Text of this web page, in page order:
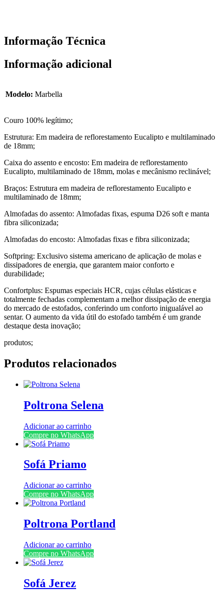
Informação Técnica
Informação adicional
Modelo: Marbella
Couro 100% legítimo;
Estrutura: Em madeira de reflorestamento Eucalipto e multilaminado
de 18mm;
Caixa do assento e encosto: Em madeira de reflorestamento
Eucalipto, multilaminado de 18mm, molas e mecânismo reclinável;
Braços: Estrutura em madeira de reflorestamento Eucalipto e
multilaminado de 18mm;
Almofadas do assento: Almofadas fixas, espuma D26 soft e manta
fibra siliconizada;
Almofadas do encosto: Almofadas fixas e fibra siliconizada;
Softpring: Exclusivo sistema americano de aplicação de molas e
dissipadores de energia, que garantem maior conforto e
durabilidade;
Confortplus: Espumas especiais HCR, cujas células elásticas e
totalmente fechadas complementam a melhor dissipação de energia
do mercado de estofados, conferindo um conforto inigualável ao
sentar. O aumento da vida útil do estofado também é um grande
destaque desta inovação;
produtos;
Produtos relacionados
Poltrona Selena
Adicionar ao carrinho
Compre no WhatsApp
Sofá Priamo
Adicionar ao carrinho
Compre no WhatsApp
Poltrona Portland
Adicionar ao carrinho
Compre no WhatsApp
Sofá Jerez